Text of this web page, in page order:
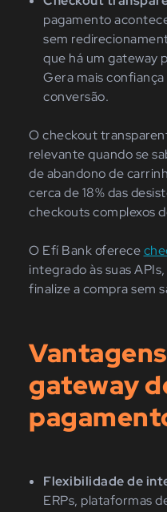
pagamento
sem
que há um gateway
Gera mais
conversão.
O checkout
relevante quando se
de abandono de
cerca de 18% das
checkouts complexos
O Efí Bank oferece
integrado às suas
finalize a compra sem
gateway
Flexibilidade de
ERPs, plataformas